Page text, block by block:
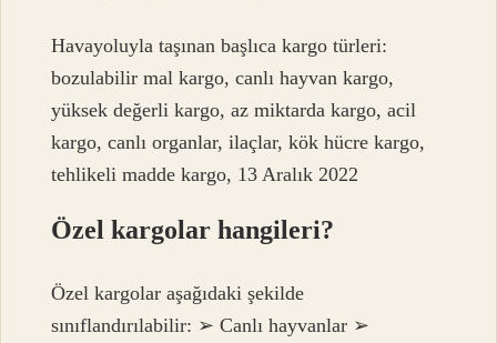
Havayoluyla taşınan başlıca kargo türleri:
bozulabilir mal kargo, canlı hayvan kargo,
yüksek değerli kargo, az miktarda kargo, acil
kargo, canlı organlar, ilaçlar, kök hücre kargo,
tehlikeli madde kargo, 13 Aralık 2022
Özel kargolar hangileri?
Özel kargolar aşağıdaki şekilde
sınıflandırılabilir: ➢ Canlı hayvanlar ➢